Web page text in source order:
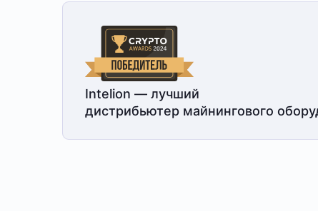
Intelion — лучший
дистрибьютер майнингового